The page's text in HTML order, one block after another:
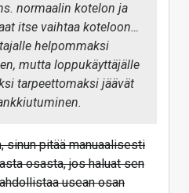
normaalin kotelon ja
itse vaihtaa koteloon…
helpommaksi
mutta loppukäyttäjälle
tarpeettomaksi jäävät
sinun pitää manuaalisesti
osasta, jos haluat sen
usean osan